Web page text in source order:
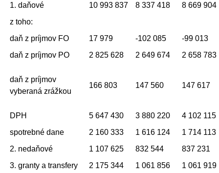
1. daňové
10 993 837 8 337 418
8 669 904
z toho:
daň z príjmov FO
17 979 -102 085
-99 013
daň z príjmov PO
2 825 628 2 649 674 2 658 783
daň z príjmov
vyberaná zrážkou
166 803 147 560 147 617
DPH 5 647 430 3 880 220
4 102 115
spotrebné dane
2 160 333 1 616 124
1 714 113
2. nedaňové
1 107 625 832 544
837 231
3. granty a transfery
2 175 344 1 061 856 1 061 919